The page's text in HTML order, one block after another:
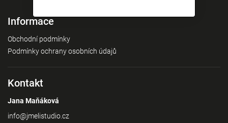
Informace
Obchodní podmínky
Podmínky ochrany osobních údajů
Kontakt
Jana Maňáková
info@jmelistudio.cz